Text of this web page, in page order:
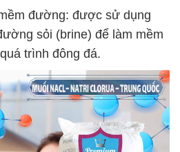
đường: được sử dụng
sỏi (brine) để làm mềm
trình đông đá.